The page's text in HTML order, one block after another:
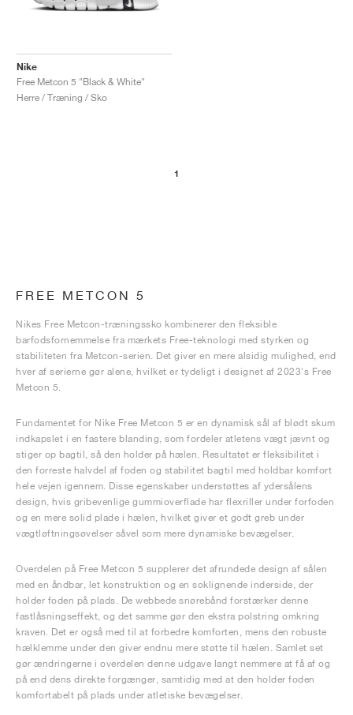
Nike
Free Metcon 5 "Black & White"
Herre / Træning / Sko
1
FREE METCON 5
Nikes Free Metcon-træningssko kombinerer den fleksible
barfodsfornemmelse fra mærkets Free-teknologi med styrken og
stabiliteten fra Metcon-serien. Det giver en mere alsidig mulighed, end
hver af serierne gør alene, hvilket er tydeligt i designet af 2023's Free
Metcon 5.
Fundamentet for Nike Free Metcon 5 er en dynamisk sål af blødt skum
indkapslet i en fastere blanding, som fordeler atletens vægt jævnt og
stiger op bagtil, så den holder på hælen. Resultatet er fleksibilitet i
den forreste halvdel af foden og stabilitet bagtil med holdbar komfort
hele vejen igennem. Disse egenskaber understøttes af ydersålens
design, hvis gribevenlige gummioverflade har flexriller under forfoden
og en mere solid plade i hælen, hvilket giver et godt greb under
vægtløftningsøvelser såvel som mere dynamiske bevægelser.
Overdelen på Free Metcon 5 supplerer det afrundede design af sålen
med en åndbar, let konstruktion og en soklignende inderside, der
holder foden på plads. De webbede snørebånd forstærker denne
fastlåsningseffekt, og det samme gør den ekstra polstring omkring
kraven. Det er også med til at forbedre komforten, mens den robuste
hælklemme under den giver endnu mere støtte til hælen. Samlet set
gør ændringerne i overdelen denne udgave langt nemmere at få af og
på end dens direkte forgænger, samtidig med at den holder foden
komfortabelt på plads under atletiske bevægelser.